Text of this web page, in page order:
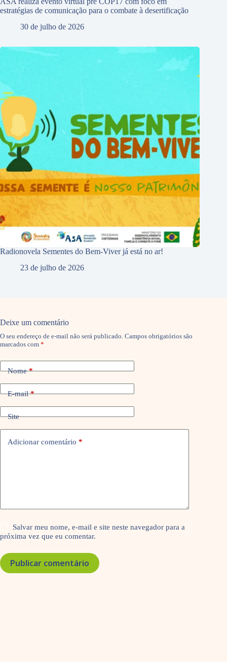
estratégias de comunicação para o combate à desertificação
30 de julho de 2026
Radionovela Sementes do Bem-Viver já está no ar!
23 de julho de 2026
Deixe um comentário
O seu endereço de e-mail não será publicado. Campos obrigatórios são
marcados com *
Nome*
E-mail*
Site
Adicionar comentário *
Salvar meu nome, e-mail e site neste navegador para a
próxima vez que eu comentar.
Publicar comentário